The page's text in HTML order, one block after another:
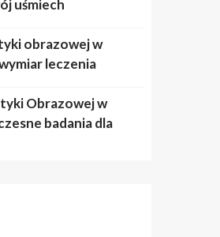
uśmiech
obrazowej w
leczenia
Obrazowej w
badania dla